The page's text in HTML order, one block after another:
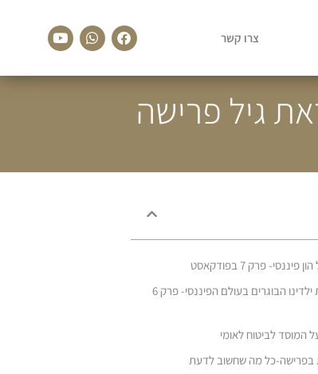
צרו קשר Facebook
Whatsapp
Youtube
גיל פרישה
פרק 7 בפודקאסט
כך נלווה את ילדינו הבוגרים בעולם הפיננסי- פרק 6
המוסד לביטוח לאומי
בפרישה-כל מה שחשוב לדעת